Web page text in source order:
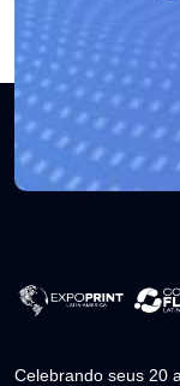
Celebrando seus 20